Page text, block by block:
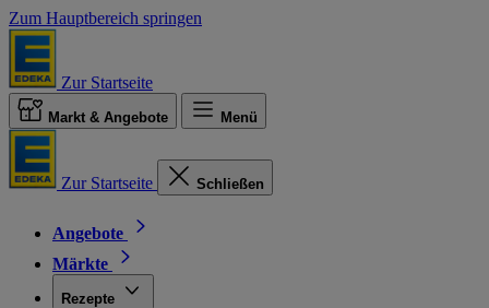
Zum Hauptbereich springen
Zur Startseite
Markt & Angebote Menü
Zur Startseite Schließen
Angebote
Märkte
Rezepte